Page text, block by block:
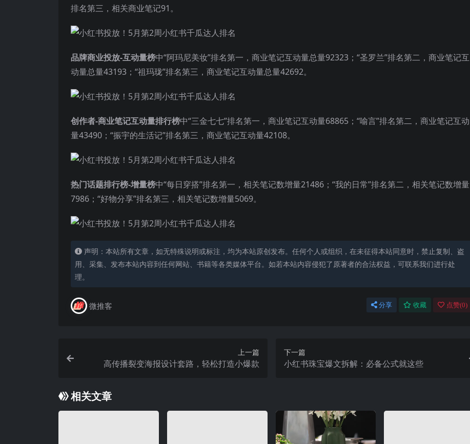
排名第三，相关商业笔记91。
品牌商业投放-互动量榜中“阿玛尼美妆”排名第一，商业笔记互动量总量92323；“圣罗兰”排名第二，商业笔记互
动量总量43193；“祖玛珑”排名第三，商业笔记互动量总量42692。
创作者-商业笔记互动量排行榜中“三金七七”排名第一，商业笔记互动量68865；“喻言”排名第二，商业笔记互动
量43490；“振宇的生活记”排名第三，商业笔记互动量42108。
热门话题排行榜-增量榜中“每日穿搭”排名第一，相关笔记数增量21486；“我的日常”排名第二，相关笔记数增量
7986；“好物分享”排名第三，相关笔记数增量5069。
声明：本站所有文章，如无特殊说明或标注，均为本站原创发布。任何个人或组织，在未征得本站同意时，禁止复制、盗
用、采集、发布本站内容到任何网站、书籍等各类媒体平台。如若本站内容侵犯了原著者的合法权益，可联系我们进行处
理。
微推客 分享 收藏 点赞(0)
上一篇
高传播裂变海报设计套路，轻松打造小爆款
下一篇
小红书珠宝爆文拆解：必备公式就这些
相关文章